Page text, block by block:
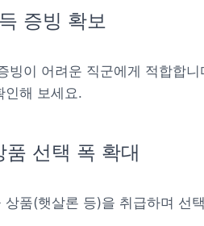
증빙 확보
빙이 어려운 직군에게 적합합니
인해 보세요.
선택 폭 확대
품(햇살론 등)을 취급하며 선